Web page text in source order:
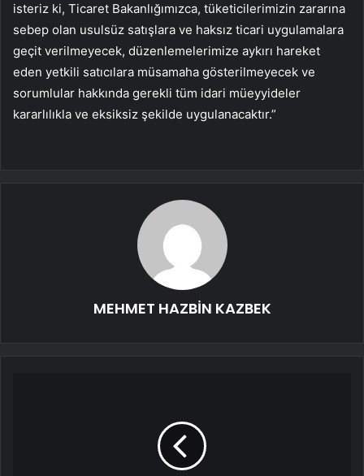
isteriz ki, Ticaret Bakanlığımızca, tüketicilerimizin zararına
sebep olan usulsüz satışlara ve haksız ticari uygulamalara
geçit verilmeyecek, düzenlemelerimize aykırı hareket
eden yetkili satıcılara müsamaha gösterilmeyecek ve
sorumlular hakkında gerekli tüm idari müeyyideler
kararlılıkla ve eksiksiz şekilde uygulanacaktır.”
MEHMET HAZBİN KAZBEK